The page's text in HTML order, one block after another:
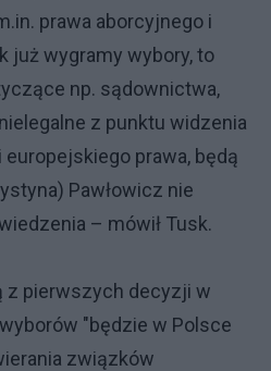
prawa aborcyjnego i
już wygramy wybory, to
np. sądownictwa,
z punktu widzenia
prawa, będą
Pawłowicz nie
– mówił Tusk.
z pierwszych decyzji w
"będzie w Polsce
związków